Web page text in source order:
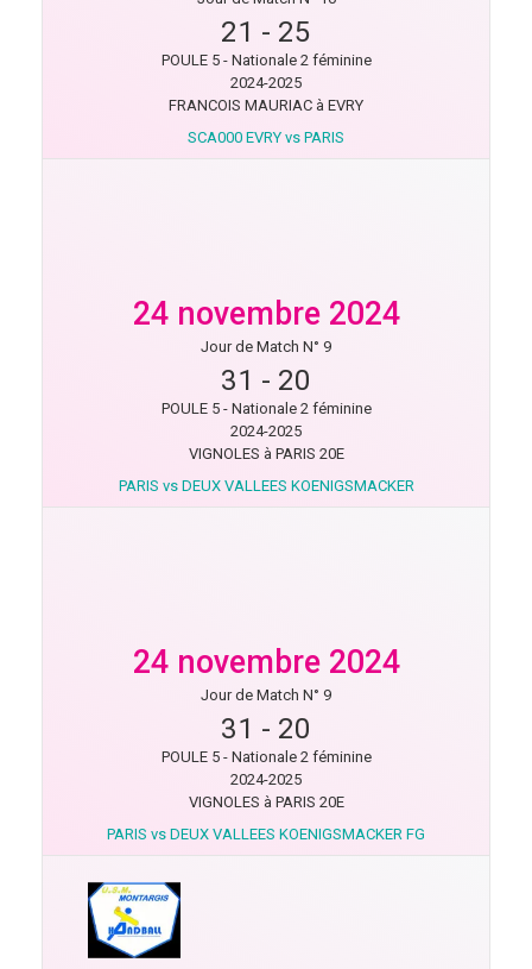
21 - 25
POULE 5 - Nationale 2 féminine
2024-2025
FRANCOIS MAURIAC à EVRY
SCA000 EVRY vs PARIS
24 novembre 2024
Jour de Match N° 9
31 - 20
POULE 5 - Nationale 2 féminine
2024-2025
VIGNOLES à PARIS 20E
PARIS vs DEUX VALLEES KOENIGSMACKER
24 novembre 2024
Jour de Match N° 9
31 - 20
POULE 5 - Nationale 2 féminine
2024-2025
VIGNOLES à PARIS 20E
PARIS vs DEUX VALLEES KOENIGSMACKER FG